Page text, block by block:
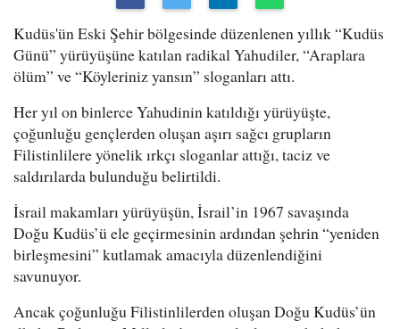
Kudüs'ün Eski Şehir bölgesinde düzenlenen yıllık “Kudüs
Günü” yürüyüşüne katılan radikal Yahudiler, “Araplara
ölüm” ve “Köyleriniz yansın” sloganları attı.
Her yıl on binlerce Yahudinin katıldığı yürüyüşte,
çoğunluğu gençlerden oluşan aşırı sağcı grupların
Filistinlilere yönelik ırkçı sloganlar attığı, taciz ve
saldırılarda bulunduğu belirtildi.
İsrail makamları yürüyüşün, İsrail’in 1967 savaşında
Doğu Kudüs’ü ele geçirmesinin ardından şehrin “yeniden
birleşmesini” kutlamak amacıyla düzenlendiğini
savunuyor.
Ancak çoğunluğu Filistinlilerden oluşan Doğu Kudüs’ün